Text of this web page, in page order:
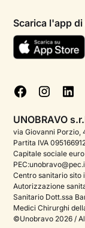
Aiuto
FAQ
Podcast di
Corporate
Psicologo
Sala stampa
Termini e
Informativa
Cookie policy
Gestisci
Scarica l'app
UNOBRAVO
via Giovanni Porzio,
Partita IVA
Capitale sociale
Centro sanitario sito
Autorizzazione
Sanitario Dott.ssa
Medici Chirurghi
©Unobravo 2026 /